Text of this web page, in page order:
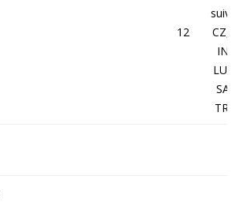
12
CZ,
IN,
LU,
SA,
TR,